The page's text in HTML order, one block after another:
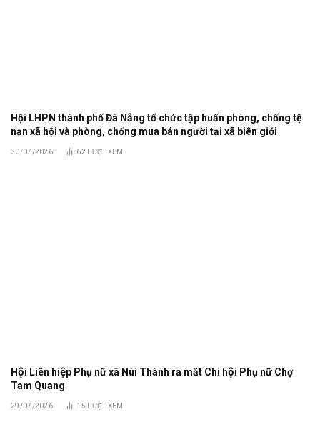
Hội LHPN thành phố Đà Nẵng tổ chức tập huấn phòng, chống tệ
nạn xã hội và phòng, chống mua bán người tại xã biên giới
30/07/2026 62 LƯỢT XEM
Hội Liên hiệp Phụ nữ xã Núi Thành ra mắt Chi hội Phụ nữ Chợ
Tam Quang
29/07/2026 15 LƯỢT XEM